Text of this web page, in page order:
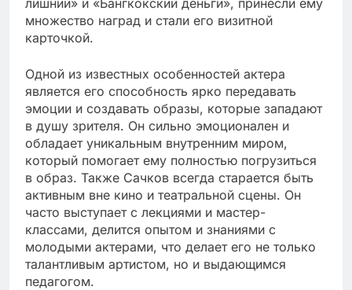
множество наград и стали его визитной
карточкой.
Одной из известных особенностей актера
является его способность ярко передавать
эмоции и создавать образы, которые западают
в душу зрителя. Он сильно эмоционален и
обладает уникальным внутренним миром,
который помогает ему полностью погрузиться
в образ. Также Сачков всегда старается быть
активным вне кино и театральной сцены. Он
часто выступает с лекциями и мастер-
классами, делится опытом и знаниями с
молодыми актерами, что делает его не только
талантливым артистом, но и выдающимся
педагогом.